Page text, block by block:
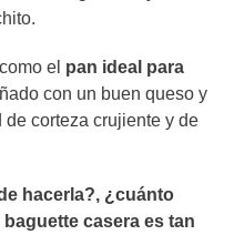
el pan ideal para
con un buen queso y
corteza crujiente y de
hacerla?, ¿cuánto
casera es tan